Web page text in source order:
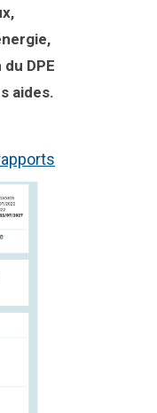
DPE
aides.